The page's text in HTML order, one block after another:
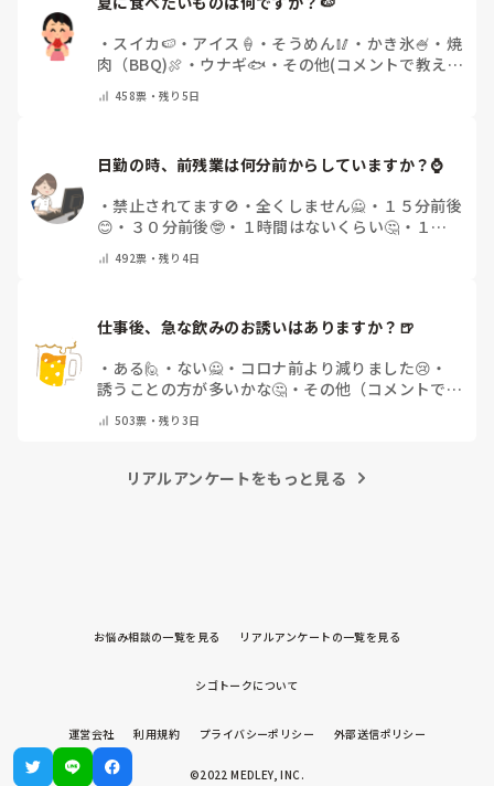
・ スイカ🍉 ・ アイス🍦 ・ そうめん🥢 ・ かき氷🍧 ・ 焼
肉（BBQ)🍖 ・ ウナギ🐟 ・ その他(コメントで教え
458票・残り5日
日勤の時、前残業は何分前からしていますか？⌚
・禁止されてます🚫 ・ 全くしません🙅 ・ １５分前後
😊 ・ ３０分前後🤓 ・ １時間はないくらい🤔 ・ １時
492票・残り4日
仕事後、急な飲みのお誘いはありますか？🍺
・ ある🙋 ・ ない🙅 ・ コロナ前より減りました😢 ・
誘うことの方が多いかな🤔 ・ その他（コメントで教
503票・残り3日
リアルアンケートをもっと見る
お悩み相談の一覧を見る リアルアンケートの一覧を見る
シゴトークについて
運営会社 利用規約 プライバシーポリシー 外部送信ポリシー
©2022 MEDLEY, INC.